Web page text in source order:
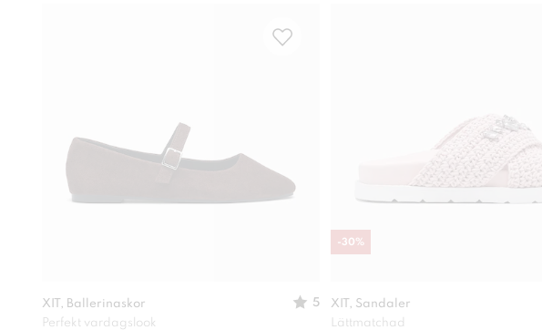
XIT, Ballerinaskor
5
Perfekt vardagslook
XIT, Sandaler
Lättmatchad
-30%